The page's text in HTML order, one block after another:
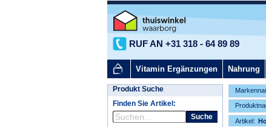
RUF AN +31 318 - 64 89 89
Vitamin Ergänzungen Nahrung
Produkt Suche
Finden Sie Artikel:
Suche
Artikel: